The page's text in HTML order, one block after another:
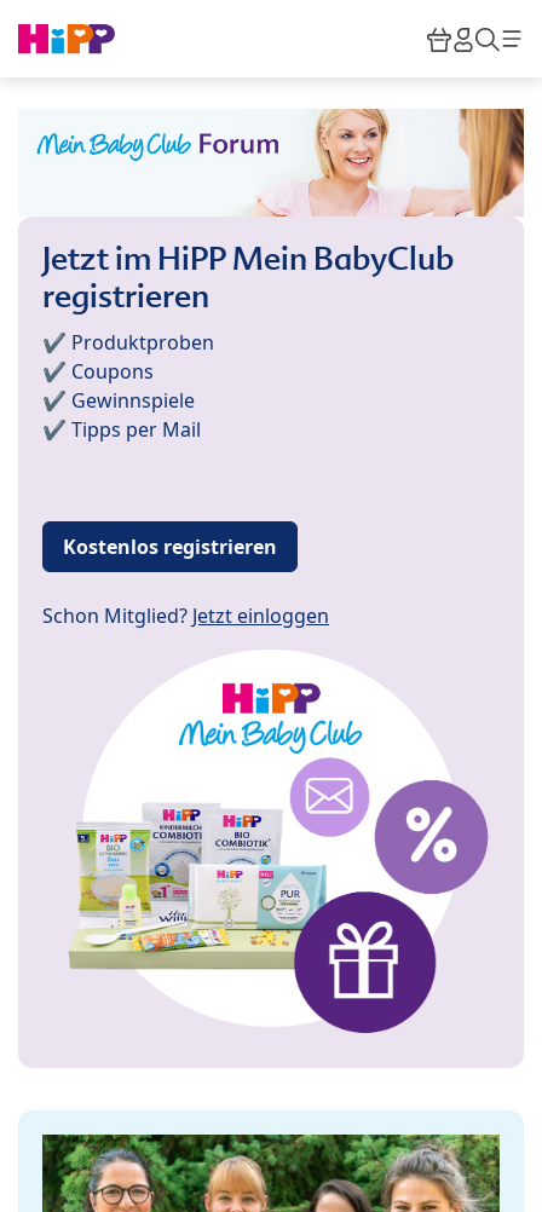
HiPP
Jetzt im HiPP Mein BabyClub
registrieren
✔️ Produktproben
✔️ Coupons
✔️ Gewinnspiele
✔️ Tipps per Mail
Kostenlos registrieren
Schon Mitglied? Jetzt einloggen